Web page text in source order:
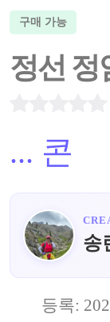
구매 가능
정선 정
... 콘
송
등록: